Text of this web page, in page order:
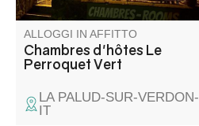
ALLOGGI IN AFFITTO
Chambres d'hôtes Le
Perroquet Vert
LA PALUD-SUR-VERDON-
IT